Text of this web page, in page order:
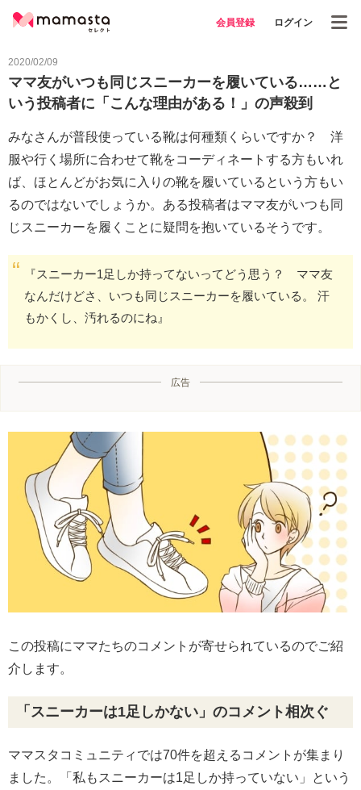
会員登録 ログイン
2020/02/09
ママ友がいつも同じスニーカーを履いている……と
いう投稿者に「こんな理由がある！」の声殺到
みなさんが普段使っている靴は何種類くらいですか？ 洋
服や行く場所に合わせて靴をコーディネートする方もいれ
ば、ほとんどがお気に入りの靴を履いているという方もい
るのではないでしょうか。ある投稿者はママ友がいつも同
じスニーカーを履くことに疑問を抱いているそうです。
『スニーカー1足しか持ってないってどう思う？ ママ友
なんだけどさ、いつも同じスニーカーを履いている。 汗
もかくし、汚れるのにね』
広告
この投稿にママたちのコメントが寄せられているのでご紹
介します。
「スニーカーは1足しかない」のコメント相次ぐ
ママスタコミュニティでは70件を超えるコメントが集まり
ました。「私もスニーカーは1足しか持っていない」という